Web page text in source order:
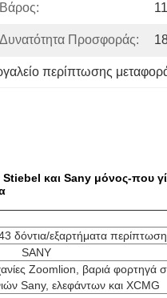
Βάρος:
Δυνατότητα Προσφοράς:
περίπτωσης
και Sany μόνος-που
δόντια/εξαρτήματα
SANY
Zoomlion, βαριά φορτηγά
Sany, ελεφάντων και XCMG